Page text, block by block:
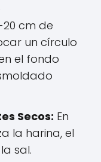
cm de
un círculo
el fondo
Secos: En
la harina, el
sal.